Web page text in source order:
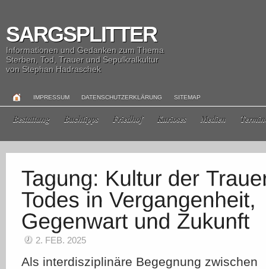
SARGSPLITTER
Informationen und Gedanken zum Thema
Sterben, Tod, Trauer und Sepulkralkultur
von Stephan Hadraschek
IMPRESSUM DATENSCHUTZERKLÄRUNG SITEMAP
Bestattung Buchtipps Friedhof Kurioses Medien
2. FEB. 2025
Als interdisziplinäre Begegnung zwischen